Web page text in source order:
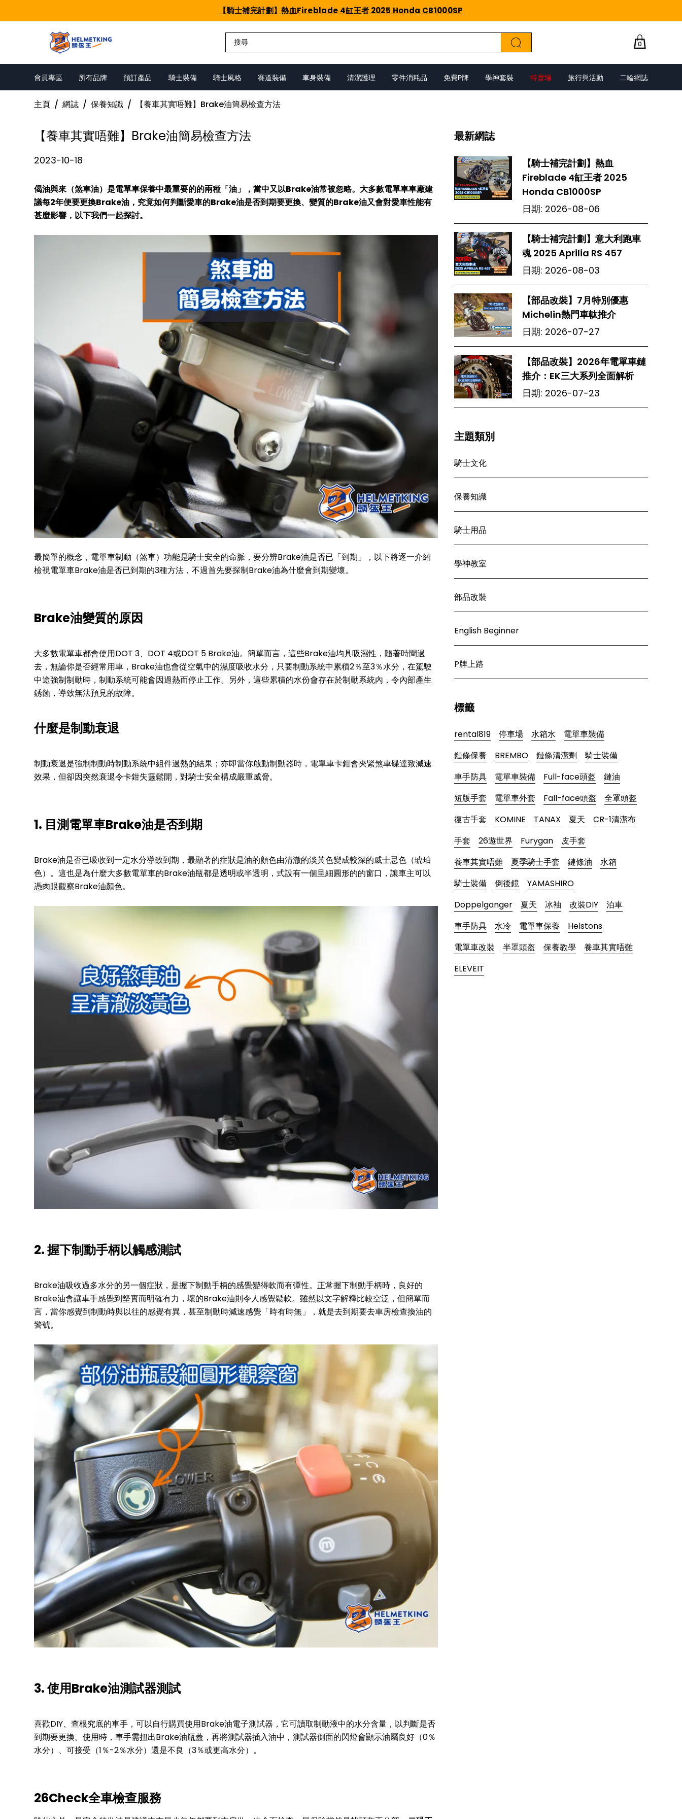
【騎士補完計劃】熱血Fireblade 4缸王者 2025 Honda CB1000SP
0
會員專區 所有品牌 預訂產品 騎士裝備 騎士風格 賽道裝備 車身裝備 清潔護理 零件消耗品 免費P牌 學神套裝 特賣場 旅行與活動 二輪網誌
主頁 / 網誌 / 保養知識 / 【養車其實唔難】Brake油簡易檢查方法
【養車其實唔難】Brake油簡易檢查方法
2023-10-18
偈油與來（煞車油）是電單車保養中最重要的的兩種「油」，當中又以Brake油常被忽略。大多數電單車車廠建
議每2年便要更換Brake油，究竟如何判斷愛車的Brake油是否到期要更換、變質的Brake油又會對愛車性能有
甚麼影響，以下我們一起探討。
最簡單的概念，電單車制動（煞車）功能是騎士安全的命脈，要分辨Brake油是否已「到期」，以下將逐一介紹
檢視電單車Brake油是否已到期的3種方法，不過首先要探制Brake油為什麼會到期變壞。
Brake油變質的原因
大多數電單車都會使用DOT 3、DOT 4或DOT 5 Brake油。簡單而言，這些Brake油均具吸濕性，隨著時間過
去，無論你是否經常用車，Brake油也會從空氣中的濕度吸收水分，只要制動系統中累積2％至3％水分，在駕駛
中途強制制動時，制動系統可能會因過熱而停止工作。另外，這些累積的水份會存在於制動系統內，令內部產生
銹蝕，導致無法預見的故障。
什麼是制動衰退
制動衰退是強制制動時制動系統中組件過熱的結果；亦即當你啟動制動器時，電單車卡鉗會夾緊煞車碟達致減速
效果，但卻因突然衰退令卡鉗失靈鬆開，對騎士安全構成嚴重威脅。
1. 目測電單車Brake油是否到期
Brake油是否已吸收到一定水分導致到期，最顯著的症狀是油的顏色由清澈的淡黃色變成較深的威士忌色（琥珀
色）。這也是為什麼大多數電單車的Brake油瓶都是透明或半透明，式設有一個呈細圓形的的窗口，讓車主可以
憑肉眼觀察Brake油顏色。
2. 握下制動手柄以觸感測試
Brake油吸收過多水分的另一個症狀，是握下制動手柄的感覺變得軟而有彈性。正常握下制動手柄時，良好的
Brake油會讓車手感覺到堅實而明確有力，壞的Brake油則令人感覺鬆軟。雖然以文字解釋比較空泛，但簡單而
言，當你感覺到制動時與以往的感覺有異，甚至制動時減速感覺「時有時無」，就是去到期要去車房檢查換油的
警號。
3. 使用Brake油測試器測試
喜歡DIY、查根究底的車手，可以自行購買使用Brake油電子測試器，它可讀取制動液中的水分含量，以判斷是否
到期要更換。使用時，車手需扭出Brake油瓶蓋，再將測試器插入油中，測試器側面的閃燈會顯示油屬良好（0％
水分）、可接受（1％-2％水分）還是不良（3％或更高水分）。
26Check全車檢查服務
最新網誌
【騎士補完計劃】熱血
Fireblade 4缸王者 2025
Honda CB1000SP
日期: 2026-08-06
【騎士補完計劃】意大利跑車
魂 2025 Aprilia RS 457
日期: 2026-08-03
【部品改裝】7月特別優惠
Michelin熱門車軚推介
日期: 2026-07-27
【部品改裝】2026年電單車鏈
推介：EK三大系列全面解析
日期: 2026-07-23
主題類別
騎士文化
保養知識
騎士用品
學神教室
部品改裝
English Beginner
P牌上路
標籤
rental819 停車場 水箱水
電單車裝備
鏈條保養
BREMBO 鏈條清潔劑
騎士裝備
車手防具
電單車裝備 Full-face頭盔
鏈油
短版手套
電單車外套 Fall-face頭盔
全罩頭盔
復古手套
KOMINE TANAX 夏天
CR-1清潔布
手套
26遊世界 Furygan
皮手套
養車其實唔難
夏季騎士手套 鏈條油
水箱
騎士裝備
倒後鏡
YAMASHIRO
Doppelganger
夏天 冰袖 改裝DIY
泊車
車手防具
水冷 電單車保養
Helstons
電單車改裝
半罩頭盔 保養教學
養車其實唔難
ELEVEIT